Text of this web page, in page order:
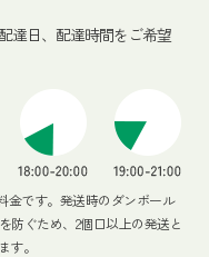
達日、配達時間をご希望
金です。発送時のダンボール
防ぐため、2個口以上の発送と
す。